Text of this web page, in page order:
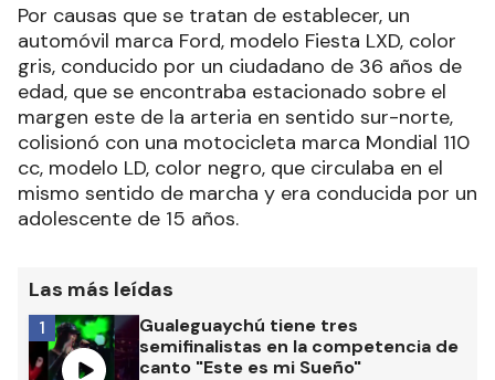
Por causas que se tratan de establecer, un
automóvil marca Ford, modelo Fiesta LXD, color
gris, conducido por un ciudadano de 36 años de
edad, que se encontraba estacionado sobre el
margen este de la arteria en sentido sur-norte,
colisionó con una motocicleta marca Mondial 110
cc, modelo LD, color negro, que circulaba en el
mismo sentido de marcha y era conducida por un
adolescente de 15 años.
Las más leídas
Gualeguaychú tiene tres
semifinalistas en la competencia de
canto "Este es mi Sueño"
1